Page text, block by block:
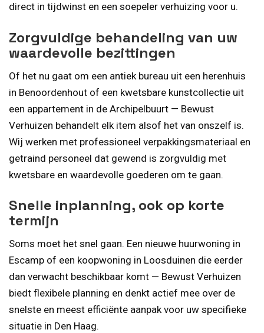
direct in tijdwinst en een soepeler verhuizing voor u.
Zorgvuldige behandeling van uw
waardevolle bezittingen
Of het nu gaat om een antiek bureau uit een herenhuis
in Benoordenhout of een kwetsbare kunstcollectie uit
een appartement in de Archipelbuurt — Bewust
Verhuizen behandelt elk item alsof het van onszelf is.
Wij werken met professioneel verpakkingsmateriaal en
getraind personeel dat gewend is zorgvuldig met
kwetsbare en waardevolle goederen om te gaan.
Snelle inplanning, ook op korte
termijn
Soms moet het snel gaan. Een nieuwe huurwoning in
Escamp of een koopwoning in Loosduinen die eerder
dan verwacht beschikbaar komt — Bewust Verhuizen
biedt flexibele planning en denkt actief mee over de
snelste en meest efficiënte aanpak voor uw specifieke
situatie in Den Haag.